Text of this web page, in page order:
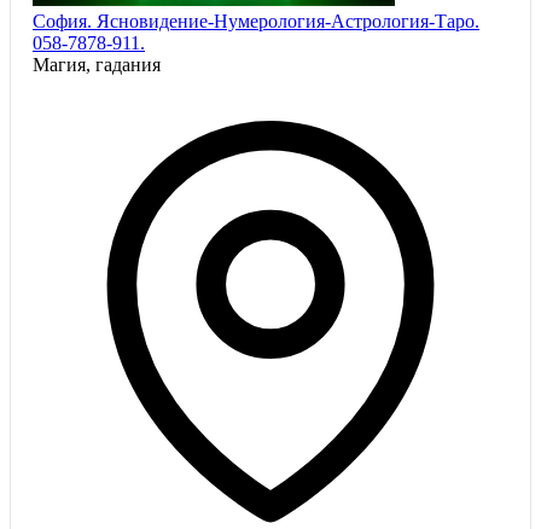
София. Ясновидение-Нумерология-Астрология-Таро.
058-7878-911.
Магия, гадания